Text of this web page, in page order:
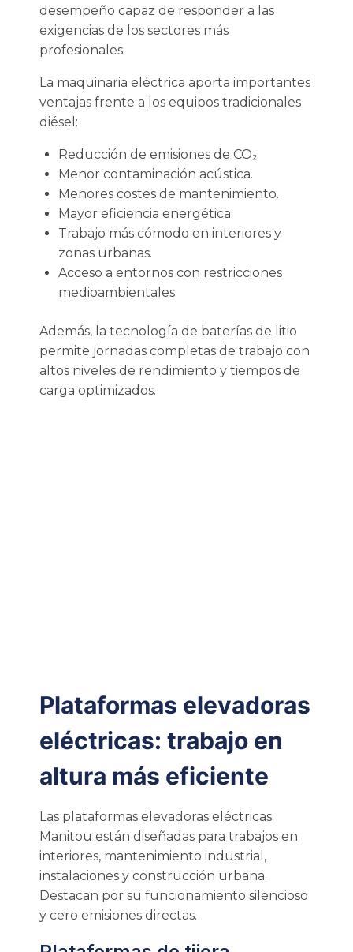
desempeño capaz de responder a las
exigencias de los sectores más
profesionales.
La maquinaria eléctrica aporta importantes
ventajas frente a los equipos tradicionales
diésel:
Reducción de emisiones de CO₂.
Menor contaminación acústica.
Menores costes de mantenimiento.
Mayor eficiencia energética.
Trabajo más cómodo en interiores y
zonas urbanas.
Acceso a entornos con restricciones
medioambientales.
Además, la tecnología de baterías de litio
permite jornadas completas de trabajo con
altos niveles de rendimiento y tiempos de
carga optimizados.
Plataformas elevadoras
eléctricas: trabajo en
altura más eficiente
Las plataformas elevadoras eléctricas
Manitou están diseñadas para trabajos en
interiores, mantenimiento industrial,
instalaciones y construcción urbana.
Destacan por su funcionamiento silencioso
y cero emisiones directas.